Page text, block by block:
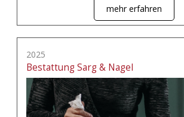
mehr erfahren
2025
Bestattung Sarg & Nagel